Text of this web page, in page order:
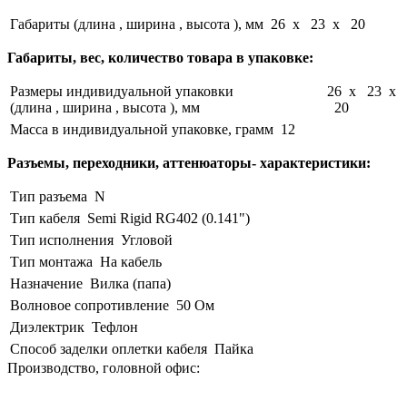
Габариты (длина , ширина , высота ), мм 26 x 23 x 20
Габариты, вес, количество товара в упаковке:
Размеры индивидуальной упаковки
(длина , ширина , высота ), мм
26 x 23 x
20
Масса в индивидуальной упаковке, грамм 12
Разъемы, переходники, аттенюаторы- характеристики:
Тип разъема N
Тип кабеля Semi Rigid RG402 (0.141")
Тип исполнения Угловой
Тип монтажа На кабель
Назначение Вилка (папа)
Волновое сопротивление 50 Ом
Диэлектрик Тефлон
Способ заделки оплетки кабеля Пайка
Производство, головной офис: